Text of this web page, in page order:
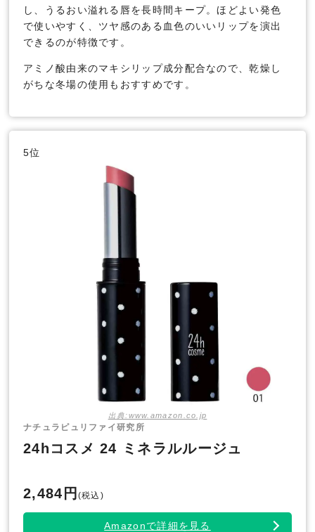
し、うるおい溢れる唇を長時間キープ。ほどよい発色
で使いやすく、ツヤ感のある血色のいいリップを演出
できるのが特徴です。
アミノ酸由来のマキシリップ成分配合なので、乾燥し
がちな冬場の使用もおすすめです。
5位
出典:www.amazon.co.jp
ナチュラピュリファイ研究所
24hコスメ 24 ミネラルルージュ
2,484円 (税込)
Amazonで詳細を見る